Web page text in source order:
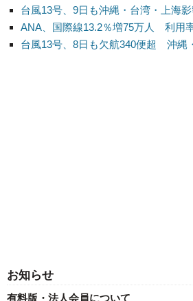
台風13号、9日も沖縄・台湾・上海
ANA、国際線13.2％増75万人 利用
台風13号、8日も欠航340便超 沖縄
お知らせ
有料版・法人会員について